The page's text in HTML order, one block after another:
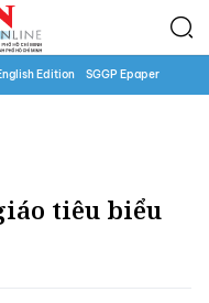
Edition SGGP Epaper
tiêu biểu